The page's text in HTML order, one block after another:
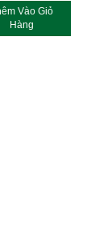
Vào Giỏ
Hàng